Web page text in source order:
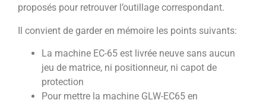
proposés pour retrouver l’outillage correspondant.
Il convient de garder en mémoire les points suivants:
La machine EC-65 est livrée neuve sans aucun
jeu de matrice, ni positionneur, ni capot de
protection
Pour mettre la machine GLW-EC65 en